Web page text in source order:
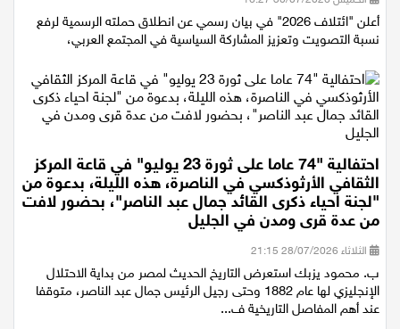
الخميس 30/07/2026 16:27
أعلن "ائتلاف 2026" في بيان رسمي عن انطلاق حملته الرسمية لرفع
احتفالية "74 عاما على ثورة 23 يوليو" في قاعة المركز
الثقافي الأرثوذكسي في الناصرة، هذه الليلة، بدعوة من
"لجنة احياء ذكرى القائد جمال عبد الناصر"، بحضور لافت
من عدة قرى ومدن في الجليل
الثلاثاء 28/07/2026 21:15
ب. محمود يزبك استعرض التاريخ الحديث لمصر من بداية الاحتلال
الإنجليزي لها عام 1882 وحتى رجيل الرئيس جمال عبد الناصر، متوقفا